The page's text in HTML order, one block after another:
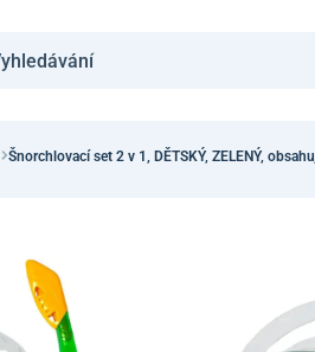
Šnorchlovací set 2 v 1, DĚTSKÝ, ZELENÝ,